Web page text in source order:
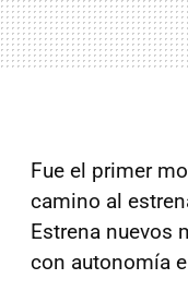
Fue el primer
camino al
Estrena nuevos
con autonomía